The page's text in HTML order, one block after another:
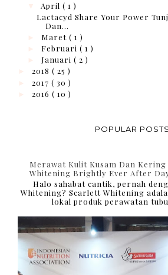
April ( 1 )
Lactacyd Share Your Power
Dan...
Maret ( 1 )
Februari ( 1 )
Januari ( 2 )
2018 ( 25 )
2017 ( 30 )
2016 ( 10 )
POPULAR POSTS
Merawat Kulit Kusam Dan
Whitening Brightly Ever After
Halo sahabat cantik, pernah
Whitening? Scarlett Whitening
lokal produk perawatan